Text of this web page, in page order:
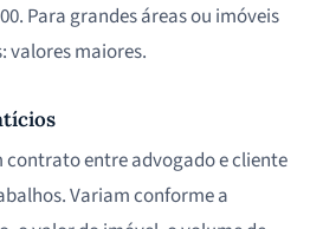
Para grandes áreas ou imóveis
valores maiores.
contrato entre advogado e cliente
Variam conforme a